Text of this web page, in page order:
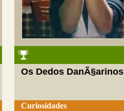
Os Dedos DanÃ§arinos
Curiosidades